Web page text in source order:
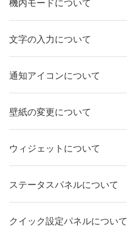
機内モードについて
文字の入力について
通知アイコンについて
壁紙の変更について
ウィジェットについて
ステータスパネルについて
クイック設定パネルについて